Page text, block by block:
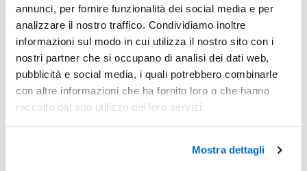
annunci, per fornire funzionalità dei social media e per
analizzare il nostro traffico. Condividiamo inoltre
informazioni sul modo in cui utilizza il nostro sito con i
nostri partner che si occupano di analisi dei dati web,
pubblicità e social media, i quali potrebbero combinarle
con altre informazioni che ha fornito loro o che hanno
raccolto dal suo utilizzo dei loro servizi.
Mostra dettagli
Pezzi 500 -19% € 2,52
*Prezzi prodotto per quantità merce neutra e prezzi IVA
Non trovi la quantità in tabella?Calcola il preventivo
IVA incl. Totale:
€ 980,59